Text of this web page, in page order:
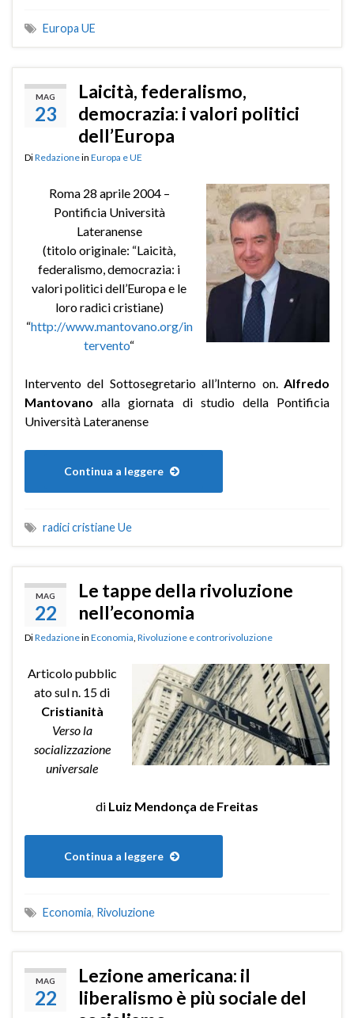
Europa UE
MAG
23
Laicità, federalismo,
democrazia: i valori politici
dell’Europa
DiRedazionein Europa e UE
Roma 28 aprile 2004 –
Pontificia Università
Lateranense
(titolo originale: “Laicità,
federalismo, democrazia: i
valori politici dell’Europa e le
loro radici cristiane)
“http://www.mantovano.org/in
tervento“
Intervento del Sottosegretario all’Interno on. Alfredo
Mantovano alla giornata di studio della Pontificia
Università Lateranense
Continua a leggere
radici cristiane Ue
MAG
22
Le tappe della rivoluzione
nell’economia
DiRedazionein Economia, Rivoluzione e controrivoluzione
Articolo pubblic
ato sul n. 15 di
Cristianità
Verso la
socializzazione
universale
di Luiz Mendonça de Freitas
Continua a leggere
Economia, Rivoluzione
MAG
22
Lezione americana: il
liberalismo è più sociale del